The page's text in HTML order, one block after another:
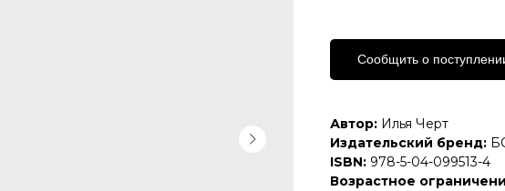
Сообщить о
Автор: Илья Черт
Издательский бренд:
ISBN: 978-5-04-099513-4
Возрастное